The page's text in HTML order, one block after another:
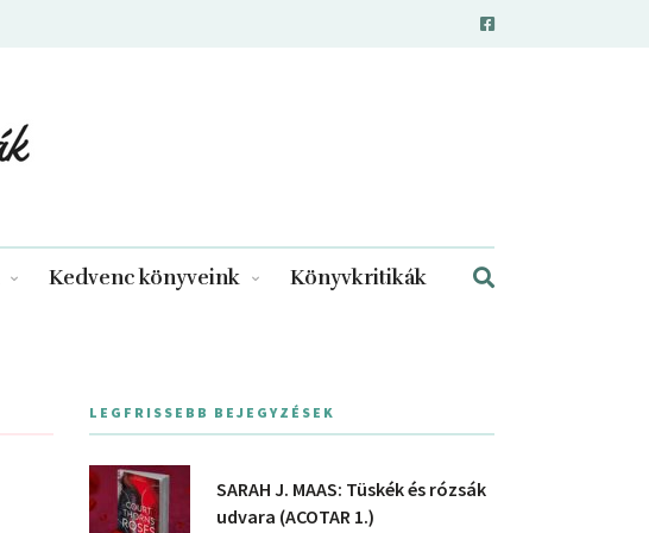
Kedvenc könyveink Könyvkritikák
LEGFRISSEBB BEJEGYZÉSEK
SARAH J. MAAS: Tüskék és rózsák
udvara (ACOTAR 1.)